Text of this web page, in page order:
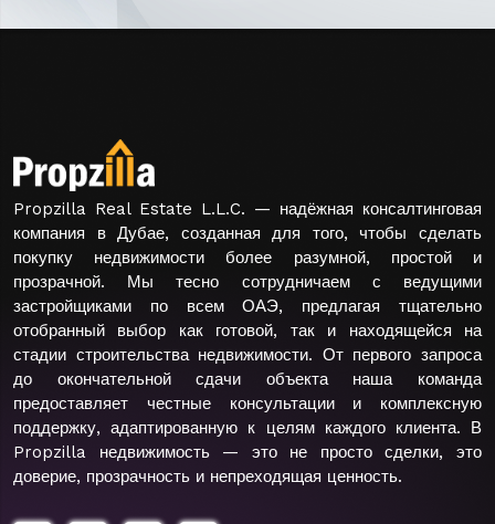
Propzilla Real Estate L.L.C. — надёжная консалтинговая
компания в Дубае, созданная для того, чтобы сделать
покупку недвижимости более разумной, простой и
прозрачной. Мы тесно сотрудничаем с ведущими
застройщиками по всем ОАЭ, предлагая тщательно
отобранный выбор как готовой, так и находящейся на
стадии строительства недвижимости. От первого запроса
до окончательной сдачи объекта наша команда
предоставляет честные консультации и комплексную
поддержку, адаптированную к целям каждого клиента. В
Propzilla недвижимость — это не просто сделки, это
доверие, прозрачность и непреходящая ценность.